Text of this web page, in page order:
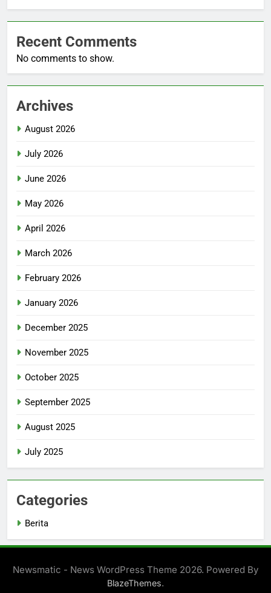
Recent Comments
No comments to show.
Archives
August 2026
July 2026
June 2026
May 2026
April 2026
March 2026
February 2026
January 2026
December 2025
November 2025
October 2025
September 2025
August 2025
July 2025
Categories
Berita
Newsmatic - News WordPress Theme 2026. Powered By
BlazeThemes.